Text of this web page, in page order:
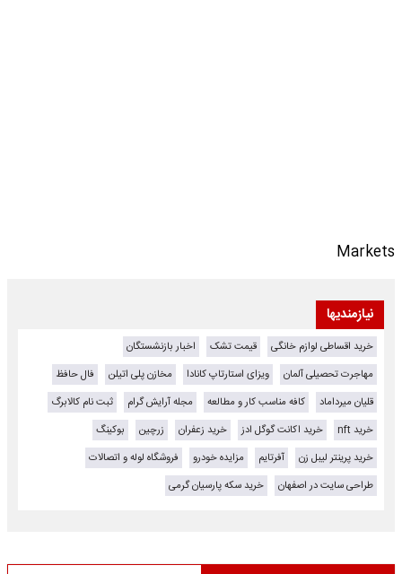
Markets
نیازمندیها
خرید اقساطی لوازم خانگی قیمت تشک
اخبار بازنشستگان
مهاجرت تحصیلی آلمان
ویزای استارتاپ کانادا مخازن پلی اتیلن
فال حافظ
قلیان میرداماد
کافه مناسب کار و مطالعه مجله آرایش گرام
ثبت نام کالابرگ
خرید nft
خرید اکانت گوگل ادز خرید زعفران زرچین
بوکینگ
خرید پرینتر لیبل زن
آفرتایم مزایده خودرو
فروشگاه لوله و اتصالات
طراحی سایت در اصفهان
خرید سکه پارسیان گرمی